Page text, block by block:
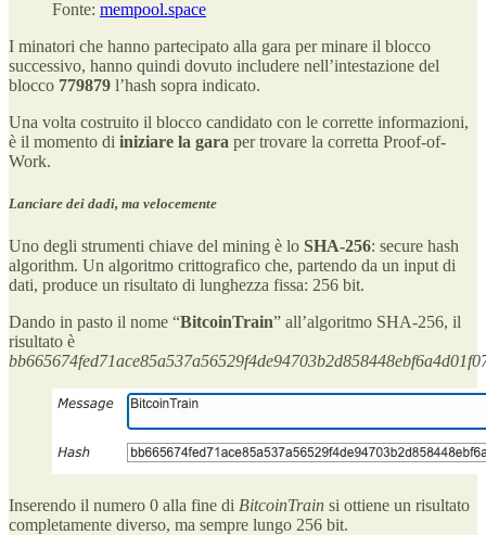
Fonte: mempool.space
I minatori che hanno partecipato alla gara per minare il blocco
successivo, hanno quindi dovuto includere nell’intestazione del
blocco 779879 l’hash sopra indicato.
Una volta costruito il blocco candidato con le corrette informazioni,
è il momento di iniziare la gara per trovare la corretta Proof-of-
Work.
Lanciare dei dadi, ma velocemente
Uno degli strumenti chiave del mining è lo SHA-256: secure hash
algorithm. Un algoritmo crittografico che, partendo da un input di
dati, produce un risultato di lunghezza fissa: 256 bit.
Dando in pasto il nome “BitcoinTrain” all’algoritmo SHA-256, il
risultato è
Inserendo il numero 0 alla fine di BitcoinTrain si ottiene un risultato
completamente diverso, ma sempre lungo 256 bit.